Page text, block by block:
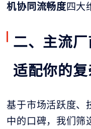
机协同流畅度四大
二、主流
适配你的复
基于市场活跃度、
中的口碑，我们筛